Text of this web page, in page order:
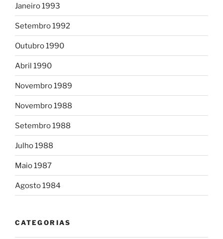
Janeiro 1993
Setembro 1992
Outubro 1990
Abril 1990
Novembro 1989
Novembro 1988
Setembro 1988
Julho 1988
Maio 1987
Agosto 1984
CATEGORIAS